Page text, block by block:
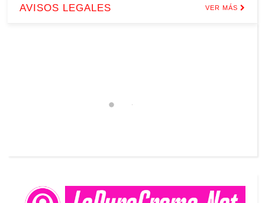
AVISOS LEGALES VER MÁS